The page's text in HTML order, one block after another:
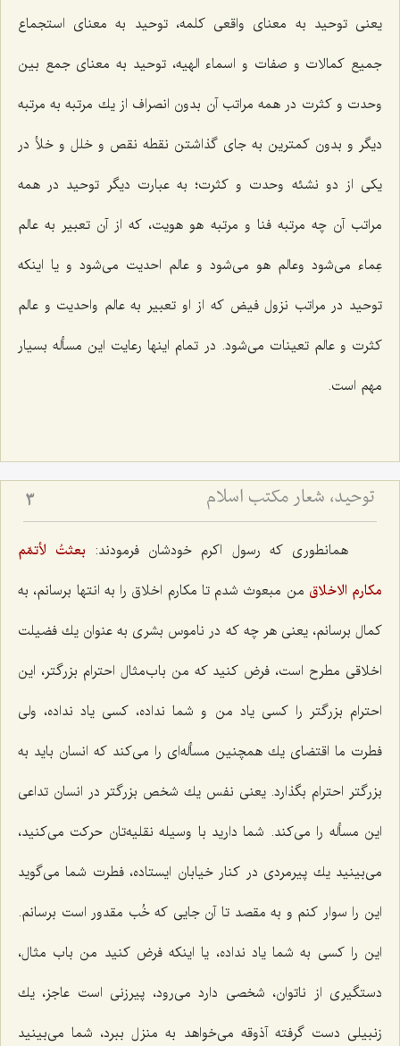
یعنی توحید به معنای واقعی كلمه، توحید به معنای استجماع
جمیع كمالات و صفات و اسماء الهیه، توحید به معنای جمع بین
وحدت و كثرت در همه مراتب آن بدون انصراف از یك مرتبه به مرتبه
دیگر و بدون كمترین به جای گذاشتن نقطه نقص و خلل و خلأ در
یكی از دو نشئه وحدت و كثرت؛ به عبارت دیگر توحید در همه
مراتب آن چه مرتبه فنا و مرتبه هو هویت، كه از آن تعبیر به عالم
عِماء می‌شود وعالم هو می‌شود و عالم احدیت می‌شود و یا اینكه
توحید در مراتب نزول فیض كه از او تعبیر به عالم واحدیت و عالم
كثرت و عالم تعینات می‌شود. در تمام اینها رعایت این مسأله بسیار
مهم است.
توحید، شعار مكتب اسلام 3
همانطوری كه رسول اكرم خودشان فرمودند: بعثتُ لأتمّم
مكارم الاخلاق‌ من مبعوث شدم تا مكارم اخلاق را به انتها برسانم، به
كمال برسانم، یعنی هر چه كه در ناموس بشری به عنوان یك فضیلت
اخلاقی مطرح است، فرض كنید كه من باب‌مثال احترام بزرگتر، این
احترام بزرگتر را كسی یاد من و شما نداده، كسی یاد نداده، ولی
فطرت ما اقتضای یك همچنین مسأله‌ای را می‌كند كه انسان باید به
بزرگتر احترام بگذارد. یعنی نفس یك شخص بزرگتر در انسان تداعی
این مسأله را می‌كند. شما دارید با وسیله نقلیه‌تان حركت می‌كنید،
می‌بینید یك پیرمردی در كنار خیابان ایستاده، فطرت شما می‌گوید
این را سوار كنم و به مقصد تا آن جایی كه خُب مقدور است برسانم.
این را كسی به شما یاد نداده، یا اینكه فرض كنید من باب مثال،
دستگیری از ناتوان، شخصی دارد می‌رود، پیرزنی است عاجز، یك
زنبیلی دست گرفته آذوقه می‌خواهد به منزل ببرد، شما می‌بینید